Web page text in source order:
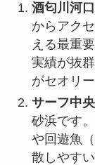
酒匂川河
からアク
える最重
実績が抜
がセオリー
サーフ中央
砂浜です
や回遊魚
散しやす